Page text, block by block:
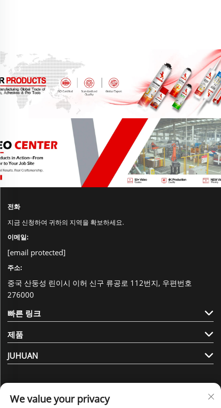
전화
지금 신청하여 귀하의 지역을 확보하세요.
이메일:
[email protected]
주소:
중국 산둥성 린이시 이허 신구 류공로 112번지, 우편번호
276000
빠른 링크
제품
JUHUAN
We value your privacy